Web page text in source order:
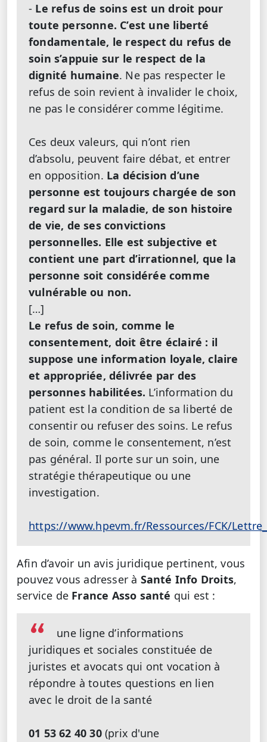
- Le refus de soins est un droit pour
toute personne. C’est une liberté
fondamentale, le respect du refus de
soin s’appuie sur le respect de la
dignité humaine. Ne pas respecter le
refus de soin revient à invalider le choix,
ne pas le considérer comme légitime.
Ces deux valeurs, qui n’ont rien
d’absolu, peuvent faire débat, et entrer
en opposition. La décision d’une
personne est toujours chargée de son
regard sur la maladie, de son histoire
de vie, de ses convictions
personnelles. Elle est subjective et
contient une part d’irrationnel, que la
personne soit considérée comme
vulnérable ou non.
[…]
Le refus de soin, comme le
consentement, doit être éclairé : il
suppose une information loyale, claire
et appropriée, délivrée par des
personnes habilitées. L’information du
patient est la condition de sa liberté de
consentir ou refuser des soins. Le refus
de soin, comme le consentement, n’est
pas général. Il porte sur un soin, une
stratégie thérapeutique ou une
investigation.
https://www.hpevm.fr/Ressources/FCK/
Afin d’avoir un avis juridique pertinent, vous
pouvez vous adresser à Santé Info Droits,
service de France Asso santé qui est :
une ligne d’informations
juridiques et sociales constituée de
juristes et avocats qui ont vocation à
répondre à toutes questions en lien
avec le droit de la santé
01 53 62 40 30(prix d'une